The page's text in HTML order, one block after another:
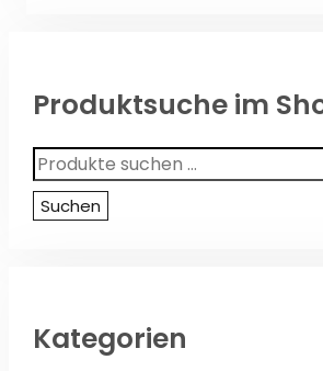
Produktsuche im
Suchen
nach:
Suchen
Kategorien